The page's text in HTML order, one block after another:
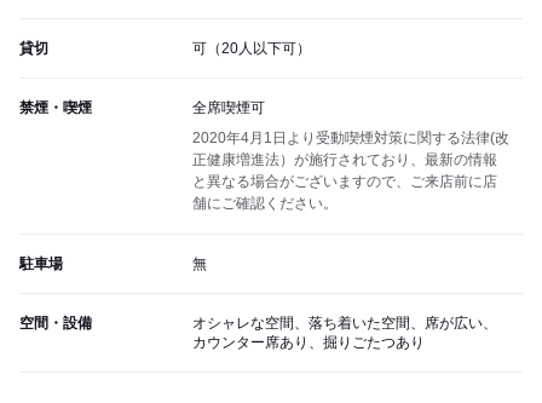
貸切 可（20人以下可）
禁煙・喫煙
全席喫煙可
2020年4月1日より受動喫煙対策に関する法律(改
正健康増進法）が施行されており、最新の情報
と異なる場合がございますので、ご来店前に店
舗にご確認ください。
駐車場 無
空間・設備
オシャレな空間、落ち着いた空間、席が広い、
カウンター席あり、掘りごたつあり